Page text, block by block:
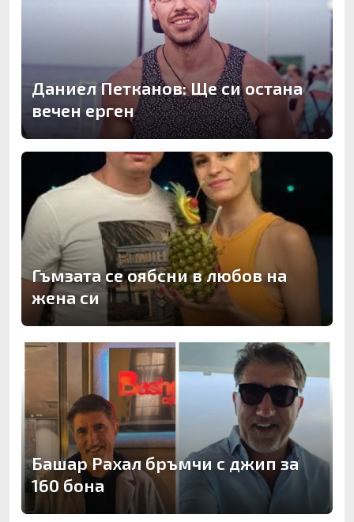
Даниел Петканов: Ще си остана
вечен ерген
Гъмзата се оябсни в любов на
жена си
Башар Рахал бръмчи с джип за
160 бона